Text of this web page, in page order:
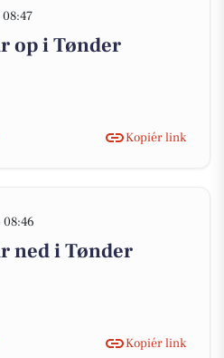
op i Tønder
Kopiér link
ned i Tønder
Kopiér link